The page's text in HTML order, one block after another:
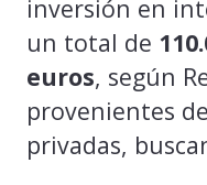
inversión en
un total de
euros, según
provenientes
privadas,